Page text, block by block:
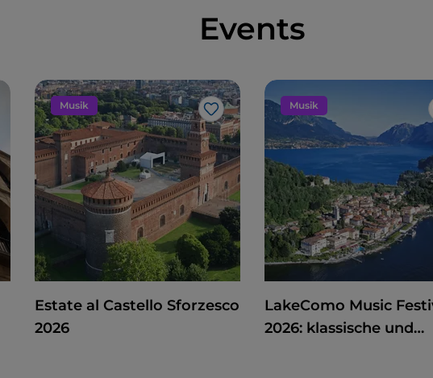
Events
Musik
Like
Estate al Castello Sforzesco
2026
Musik
LakeComo Music
2026: klassische und